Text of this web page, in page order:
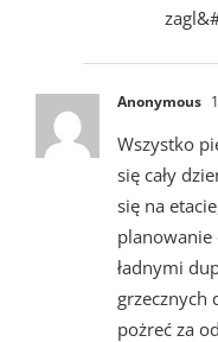
Anonymous
Wszystko
się cały
się na
ładnymi
grzecznych
pożreć za